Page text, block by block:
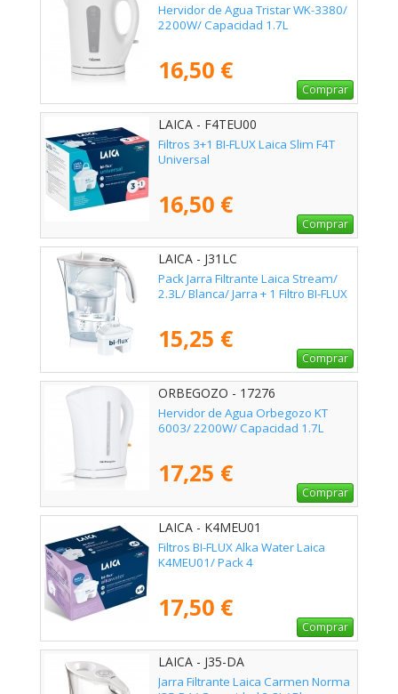
Hervidor de Agua Tristar WK-3380/
2200W/ Capacidad 1.7L
16,50 €
Comprar
LAICA - F4TEU00
Filtros 3+1 BI-FLUX Laica Slim F4T
Universal
16,50 €
Comprar
LAICA - J31LC
Pack Jarra Filtrante Laica Stream/
2.3L/ Blanca/ Jarra + 1 Filtro BI-FLUX
15,25 €
Comprar
ORBEGOZO - 17276
Hervidor de Agua Orbegozo KT
6003/ 2200W/ Capacidad 1.7L
17,25 €
Comprar
LAICA - K4MEU01
Filtros BI-FLUX Alka Water Laica
K4MEU01/ Pack 4
17,50 €
Comprar
LAICA - J35-DA
Jarra Filtrante Laica Carmen Norma